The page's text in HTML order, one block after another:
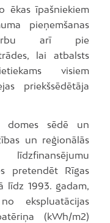
ēkas īpašniekiem
pieņemšanas
arī pie
lai atbalsts
visiem
priekšsēdētāja
domes sēdē un
un reģionālās
pretendēt Rīgas
līdz 1993. gadam,
ekspluatācijas
(kWh/m2)